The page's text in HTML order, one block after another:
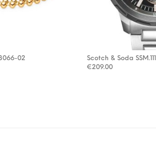
02
Scotch & Soda
€209.00